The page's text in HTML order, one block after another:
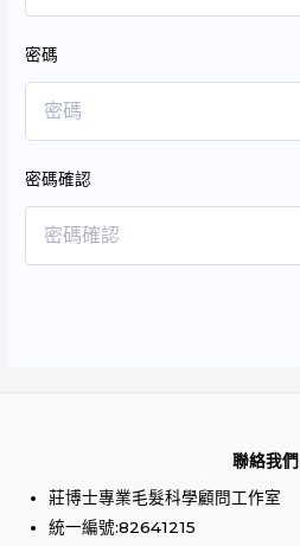
密碼
密碼確認
聯絡我們
莊博士專業毛髮科學顧問工作室
統一編號:82641215